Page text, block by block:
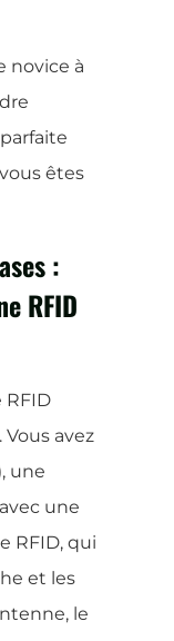
novice à
êtes
:
RFID
RFID
avez
une
une
RFID, qui
et les
le